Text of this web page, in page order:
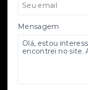
Mensagem